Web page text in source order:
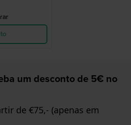
um desconto de 5€ no
de €75,- (apenas em